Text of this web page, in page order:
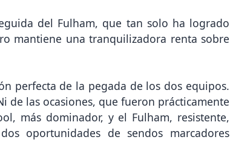
del Fulham, que tan solo ha logrado
mantiene una tranquilizadora renta sobre
perfecta de la pegada de los dos equipos.
las ocasiones, que fueron prácticamente
más dominador, y el Fulham, resistente,
oportunidades de sendos marcadores